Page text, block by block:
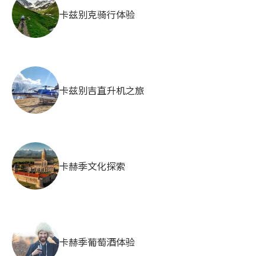
卡兹别克骑行体验
卡兹别吉直升机之旅
卡赫季文化探索
卡赫季葡萄酒体验